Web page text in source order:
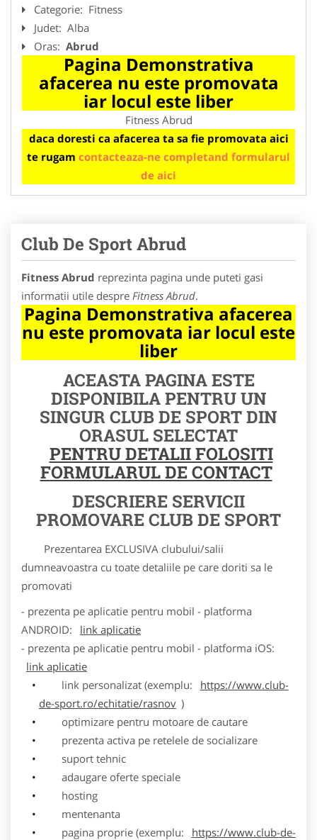
Categorie: Fitness
Judet: Alba
Oras: Abrud
Pagina Demonstrativa
afacerea nu este promovata
iar locul este liber
Fitness Abrud
daca doresti ca afacerea ta sa fie promovata aici
te rugam contacteaza-ne completand formularul
de aici
Club De Sport Abrud
Fitness Abrud reprezinta pagina unde puteti gasi
informatii utile despre Fitness Abrud.
Pagina Demonstrativa afacerea
nu este promovata iar locul este
liber
ACEASTA PAGINA ESTE
DISPONIBILA PENTRU UN
SINGUR CLUB DE SPORT DIN
ORASUL SELECTAT
PENTRU DETALII FOLOSITI
FORMULARUL DE CONTACT
DESCRIERE SERVICII
PROMOVARE CLUB DE SPORT
Prezentarea EXCLUSIVA clubului/salii
dumneavoastra cu toate detaliile pe care doriti sa le
promovati
- prezenta pe aplicatie pentru mobil - platforma
ANDROID:
link aplicatie
- prezenta pe aplicatie pentru mobil - platforma iOS:
link aplicatie
link personalizat (exemplu:
https://www.club-
de-sport.ro/echitatie/rasnov )
optimizare pentru motoare de cautare
prezenta activa pe retelele de socializare
suport tehnic
adaugare oferte speciale
hosting
mentenanta
pagina proprie (exemplu:
https://www.club-de-